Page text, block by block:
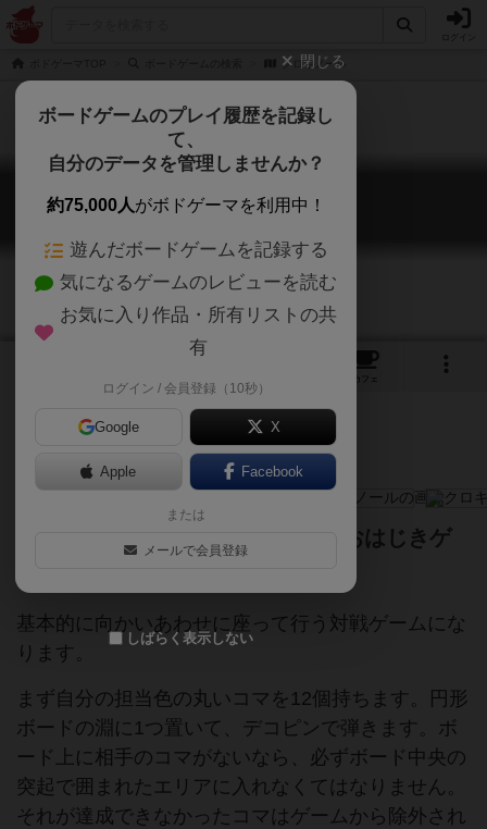
クロキノール
クロキノール
Crokinole
カフェ
基本的に２人が向かいあって行うおはじきゲ
基本的に向かいあわせに座って行う対戦ゲームにな
ります。
まず自分の担当色の丸いコマを12個持ちます。円形
ボードの淵に1つ置いて、デコピンで弾きます。ボ
ード上に相手のコマがないなら、必ずボード中央の
突起で囲まれたエリアに入れなくてはなりません。
それが達成できなかったコマはゲームから除外され
閉じる
ボードゲームのプレイ履歴を記録し
て、
自分のデータを管理しませんか？
約75,000人がボドゲーマを利用中！
遊んだボードゲームを記録する
気になるゲームのレビューを読む
お気に入り作品・所有リストの共
有
ログイン / 会員登録（10秒）
Google X
Apple Facebook
または
メールで会員登録
しばらく表示しない